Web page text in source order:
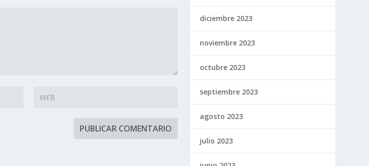
diciembre 2023
noviembre 2023
octubre 2023
septiembre 2023
agosto 2023
julio 2023